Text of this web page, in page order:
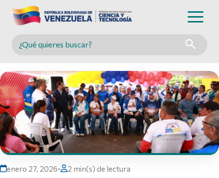
Buscar en MINCYT
enero 27, 2026• 2 min(s) de lectura